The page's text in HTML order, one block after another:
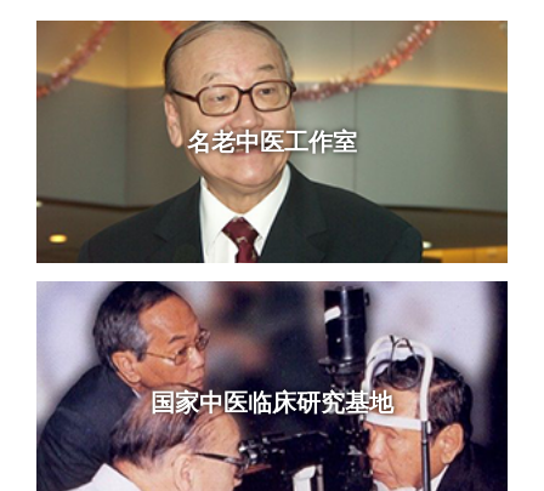
名老中医工作室
国家中医临床研究基地